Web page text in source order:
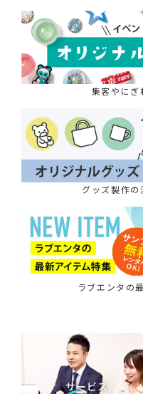
集客やにぎ
グッズ製作の
ラブエンタの
サービス